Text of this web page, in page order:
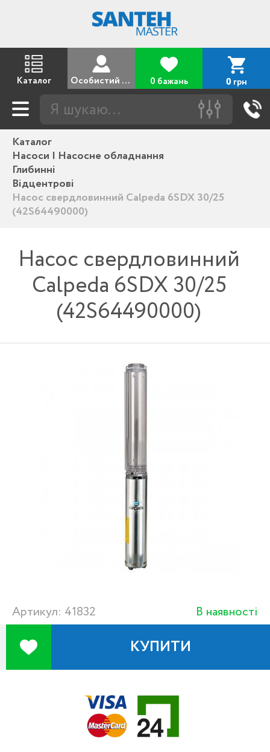
Каталог Особистий кабінет 0 бажань 0 грн
Каталог
Насоси | Насосне обладнання
Глибинні
Відцентрові
Насос свердловинний Calpeda 6SDX 30/25
(42S64490000)
Насос свердловинний
Calpeda 6SDX 30/25
(42S64490000)
Артикул: 41832 В наявності
КУПИТИ